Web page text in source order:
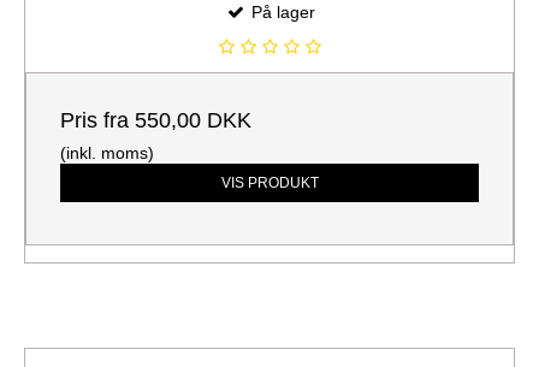
På lager
Pris fra 550,00 DKK
(inkl. moms)
VIS PRODUKT